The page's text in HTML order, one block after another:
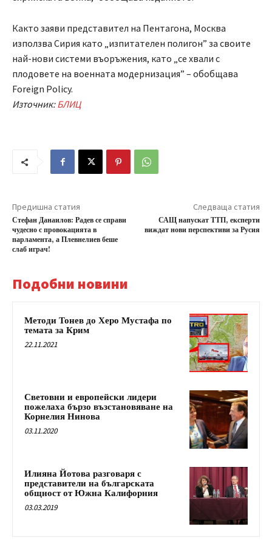
Както заяви представител на Пентагона, Москва
използва Сирия като „изпитателен полигон” за своите
най-нови системи въоръжения, като „се хвали с
плодовете на военната модернизация” – обобщава
Foreign Policy.
Източник:БЛИЦ
Предишна статия
Стефан Данаилов: Радев се справи
чудесно с провокацията в
парламента, а Плевнелиев беше
слаб играч!
Следваща статия
САЩ напускат ТТП, експерти
виждат нови перспективи за Русия
Подобни новини
Методи Тонев до Херо Мустафа по
темата за Крим
22.11.2021
Световни и европейски лидери
пожелаха бързо възстановяване на
Корнелия Нинова
03.11.2020
Илияна Йотова разговаря с
представители на българската
общност от Южна Калифорния
03.03.2019